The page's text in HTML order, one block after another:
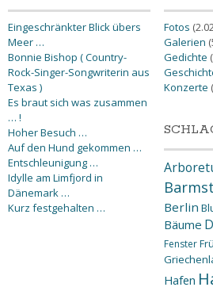
Eingeschränkter Blick übers
Meer …
Bonnie Bishop ( Country-
Rock-Singer-Songwriterin aus
Texas )
Es braut sich was zusammen
… !
Hoher Besuch …
Auf den Hund gekommen …
Entschleunigung …
Idylle am Limfjord in
Dänemark …
Kurz festgehalten …
Fotos
Galerien
Gedichte
Konzerte
Berlin
Bäume
Fenster
Hafen